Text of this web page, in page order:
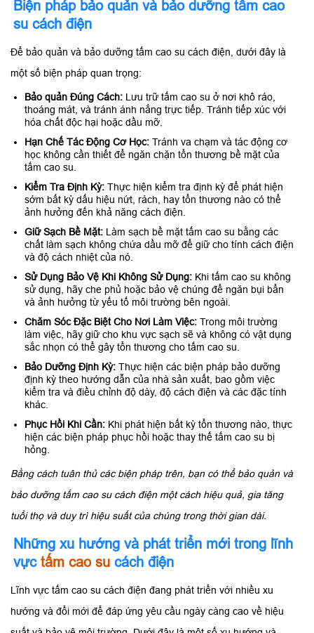
Biện pháp bảo quản và bảo dưỡng tấm cao
su cách điện
Để bảo quản và bảo dưỡng tấm cao su cách điện, dưới đây là
một số biện pháp quan trọng:
Bảo quản Đúng Cách: Lưu trữ tấm cao su ở nơi khô ráo,
thoáng mát, và tránh ánh nắng trực tiếp. Tránh tiếp xúc với
hóa chất độc hại hoặc dầu mỡ.
Hạn Chế Tác Động Cơ Học: Tránh va chạm và tác động cơ
học không cần thiết để ngăn chặn tổn thương bề mặt của
tấm cao su.
Kiểm Tra Định Kỳ: Thực hiện kiểm tra định kỳ để phát hiện
sớm bất kỳ dấu hiệu nứt, rách, hay tổn thương nào có thể
ảnh hưởng đến khả năng cách điện.
Giữ Sạch Bề Mặt: Làm sạch bề mặt tấm cao su bằng các
chất làm sạch không chứa dầu mỡ để giữ cho tính cách điện
và độ cách nhiệt của nó.
Sử Dụng Bảo Vệ Khi Không Sử Dụng: Khi tấm cao su không
sử dụng, hãy che phủ hoặc bảo vệ chúng để ngăn bụi bẩn
và ảnh hưởng từ yếu tố môi trường bên ngoài.
Chăm Sóc Đặc Biệt Cho Nơi Làm Việc: Trong môi trường
làm việc, hãy giữ cho khu vực sạch sẽ và không có vật dụng
sắc nhọn có thể gây tổn thương cho tấm cao su.
Bảo Dưỡng Định Kỳ: Thực hiện các biện pháp bảo dưỡng
định kỳ theo hướng dẫn của nhà sản xuất, bao gồm việc
kiểm tra và điều chỉnh độ dày, độ cách điện và các đặc tính
khác.
Phục Hồi Khi Cần: Khi phát hiện bất kỳ tổn thương nào, thực
hiện các biện pháp phục hồi hoặc thay thế tấm cao su bị
hỏng.
Bằng cách tuân thủ các biện pháp trên, bạn có thể bảo quản và
bảo dưỡng tấm cao su cách điện một cách hiệu quả, gia tăng
tuổi thọ và duy trì hiệu suất của chúng trong thời gian dài.
Những xu hướng và phát triển mới trong lĩnh
vực tấm cao su cách điện
Lĩnh vực tấm cao su cách điện đang phát triển với nhiều xu
hướng và đổi mới để đáp ứng yêu cầu ngày càng cao về hiệu